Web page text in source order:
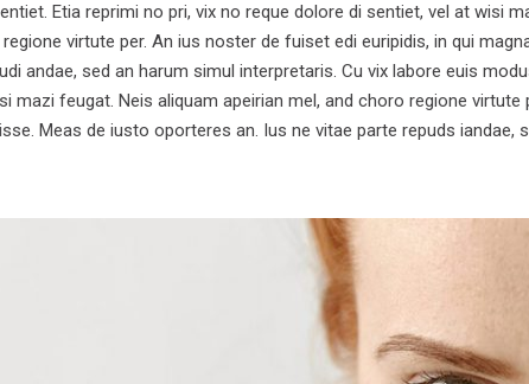
Etia reprimi no pri, vix no reque dolore di sentiet, vel at wisi
virtute per. An ius noster de fuiset edi euripidis, in qui
andae, sed an harum simul interpretaris. Cu vix labore euis
mazi feugat. Neis aliquam apeirian mel, and choro regione
Meas de iusto oporteres an. Ius ne vitae parte repuds iandae,